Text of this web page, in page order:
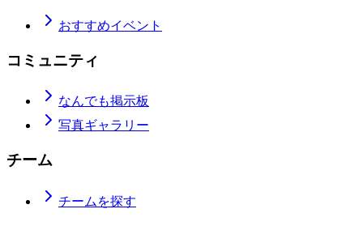
おすすめイベント
コミュニティ
なんでも掲示板
写真ギャラリー
チーム
チームを探す